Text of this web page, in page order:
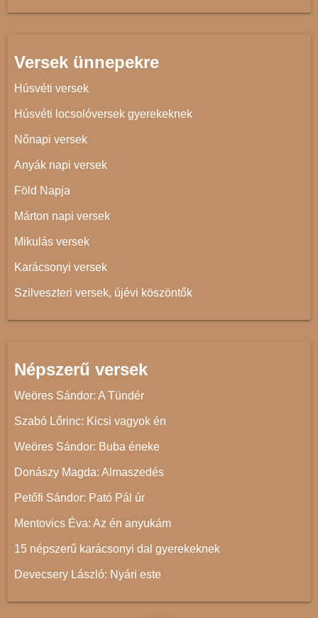
Versek ünnepekre
Húsvéti versek
Húsvéti locsolóversek gyerekeknek
Nőnapi versek
Anyák napi versek
Föld Napja
Márton napi versek
Mikulás versek
Karácsonyi versek
Szilveszteri versek, újévi köszöntők
Népszerű versek
Weöres Sándor: A Tündér
Szabó Lőrinc: Kicsi vagyok én
Weöres Sándor: Buba éneke
Donászy Magda: Almaszedés
Petőfi Sándor: Pató Pál úr
Mentovics Éva: Az én anyukám
15 népszerű karácsonyi dal gyerekeknek
Devecsery László: Nyári este